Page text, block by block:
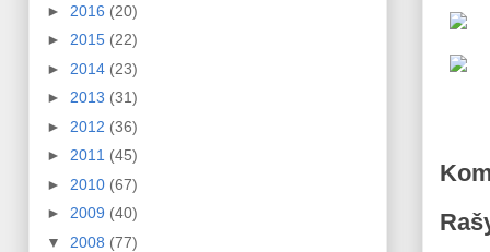
► 2016 (20)
► 2015 (22)
► 2014 (23)
► 2013 (31)
► 2012 (36)
► 2011 (45)
► 2010 (67)
► 2009 (40)
▼ 2008 (77)